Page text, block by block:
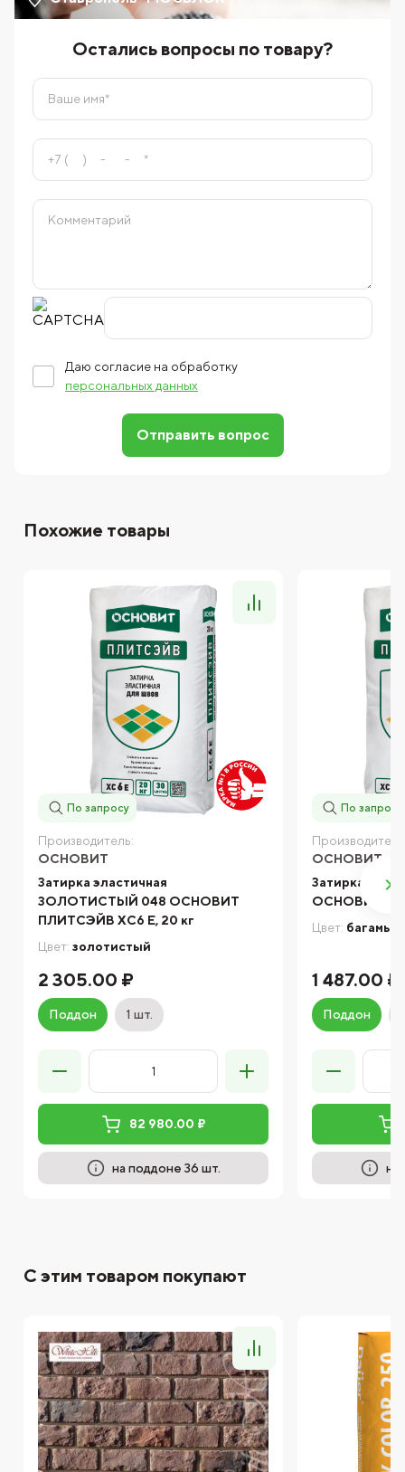
Остались вопросы по товару?
Даю согласие на обработку
персональных данных
Отправить вопрос
Похожие товары
По запросу
Производитель:
ОСНОВИТ
Затирка эластичная
ЗОЛОТИСТЫЙ 048 ОСНОВИТ
ПЛИТСЭЙВ XC6 Е, 20 кг
Цвет: золотистый
2 305.00 ₽
Поддон 1 шт.
82 980.00 ₽
на поддоне 36 шт.
По запросу
ОСНОВИТ
Затирка
ОСНОВИТ
Цвет: багамы
1 487.00 ₽
Поддон
на
С этим товаром покупают